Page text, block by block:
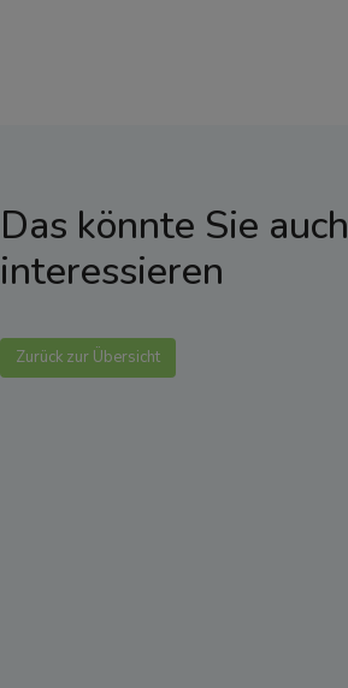
Das könnte Sie auch
interessieren
Zurück zur Übersicht